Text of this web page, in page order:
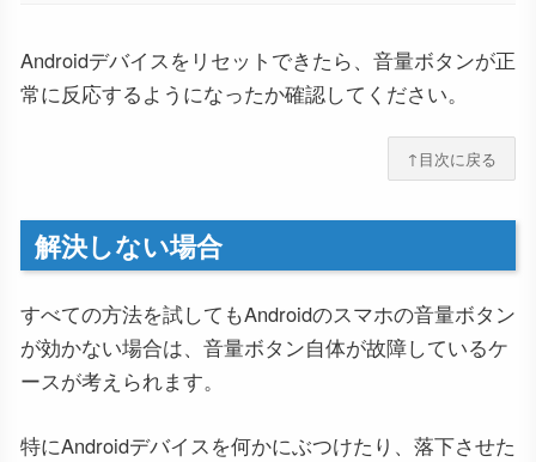
Androidデバイスをリセットできたら、音量ボタンが正
常に反応するようになったか確認してください。
↑目次に戻る
解決しない場合
すべての方法を試してもAndroidのスマホの音量ボタン
が効かない場合は、音量ボタン自体が故障しているケ
ースが考えられます。
特にAndroidデバイスを何かにぶつけたり、落下させた